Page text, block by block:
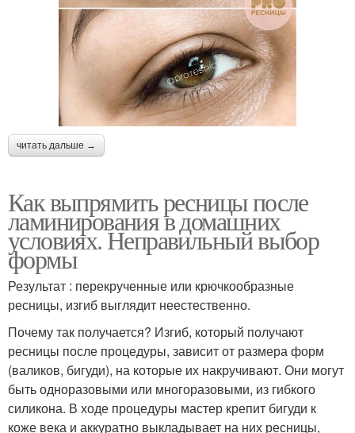
читать дальше →
Как выпрямить ресницы после
ламинирования в домашних
условиях. Неправильный выбор
формы
Результат : перекрученные или крючкообразные
ресницы, изгиб выглядит неестественно.
Почему так получается? Изгиб, который получают
ресницы после процедуры, зависит от размера форм
(валиков, бигуди), на которые их накручивают. Они могут
быть одноразовыми или многоразовыми, из гибкого
силикона. В ходе процедуры мастер крепит бигуди к
коже века и аккуратно выкладывает на них ресницы,